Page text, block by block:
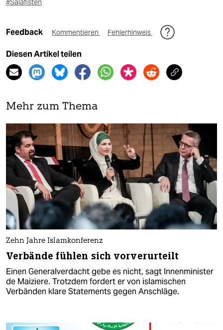
#Salafisten
Feedback Kommentieren Fehlerhinweis
Diesen Artikel teilen
Mehr zum Thema
Zehn Jahre Islamkonferenz
Verbände fühlen sich vorverurteilt
Einen Generalverdacht gebe es nicht, sagt Innenminister
de Maiziere. Trotzdem fordert er von islamischen
Verbänden klare Statements gegen Anschläge.